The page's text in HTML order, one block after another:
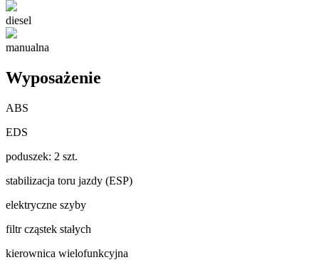
diesel
manualna
Wyposażenie
ABS
EDS
poduszek: 2 szt.
stabilizacja toru jazdy (ESP)
elektryczne szyby
filtr cząstek stałych
kierownica wielofunkcyjna